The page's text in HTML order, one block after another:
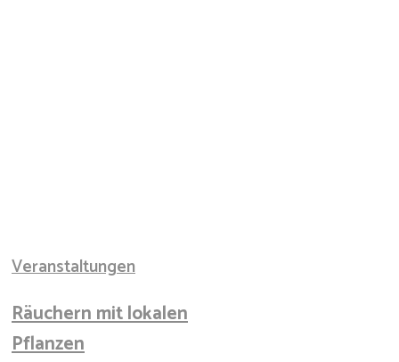
Veranstaltungen
Räuchern mit lokalen
Pflanzen